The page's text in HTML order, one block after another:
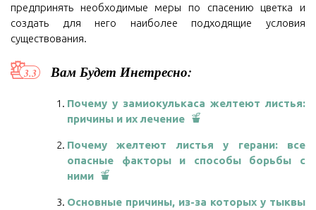
предпринять необходимые меры по спасению цветка и
создать для него наиболее подходящие условия
существования.
Вам Будет Инетресно:
Почему у замиокулькаса желтеют листья:
причины и их лечение
Почему желтеют листья у герани: все
опасные факторы и способы борьбы с
ними
Основные причины, из-за которых у тыквы